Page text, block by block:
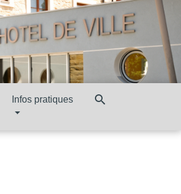
Infos pratiques search